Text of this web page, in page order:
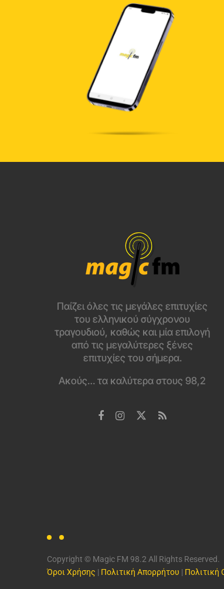
Παίζει όλες τις μεγάλες επιτυχίες
του ελληνικού σύγχρονου
τραγουδιού, καθώς και μία επιλογή
από τις μεγαλύτερες ξένες
επιτυχίες του σήμερα.
Ακούς… τα καλύτερα στους 98,2
Copyright © Magic FM 98.2 All Rights Reserved.
Όροι Χρήσης | Πολιτική Απορρήτου | Πολιτική